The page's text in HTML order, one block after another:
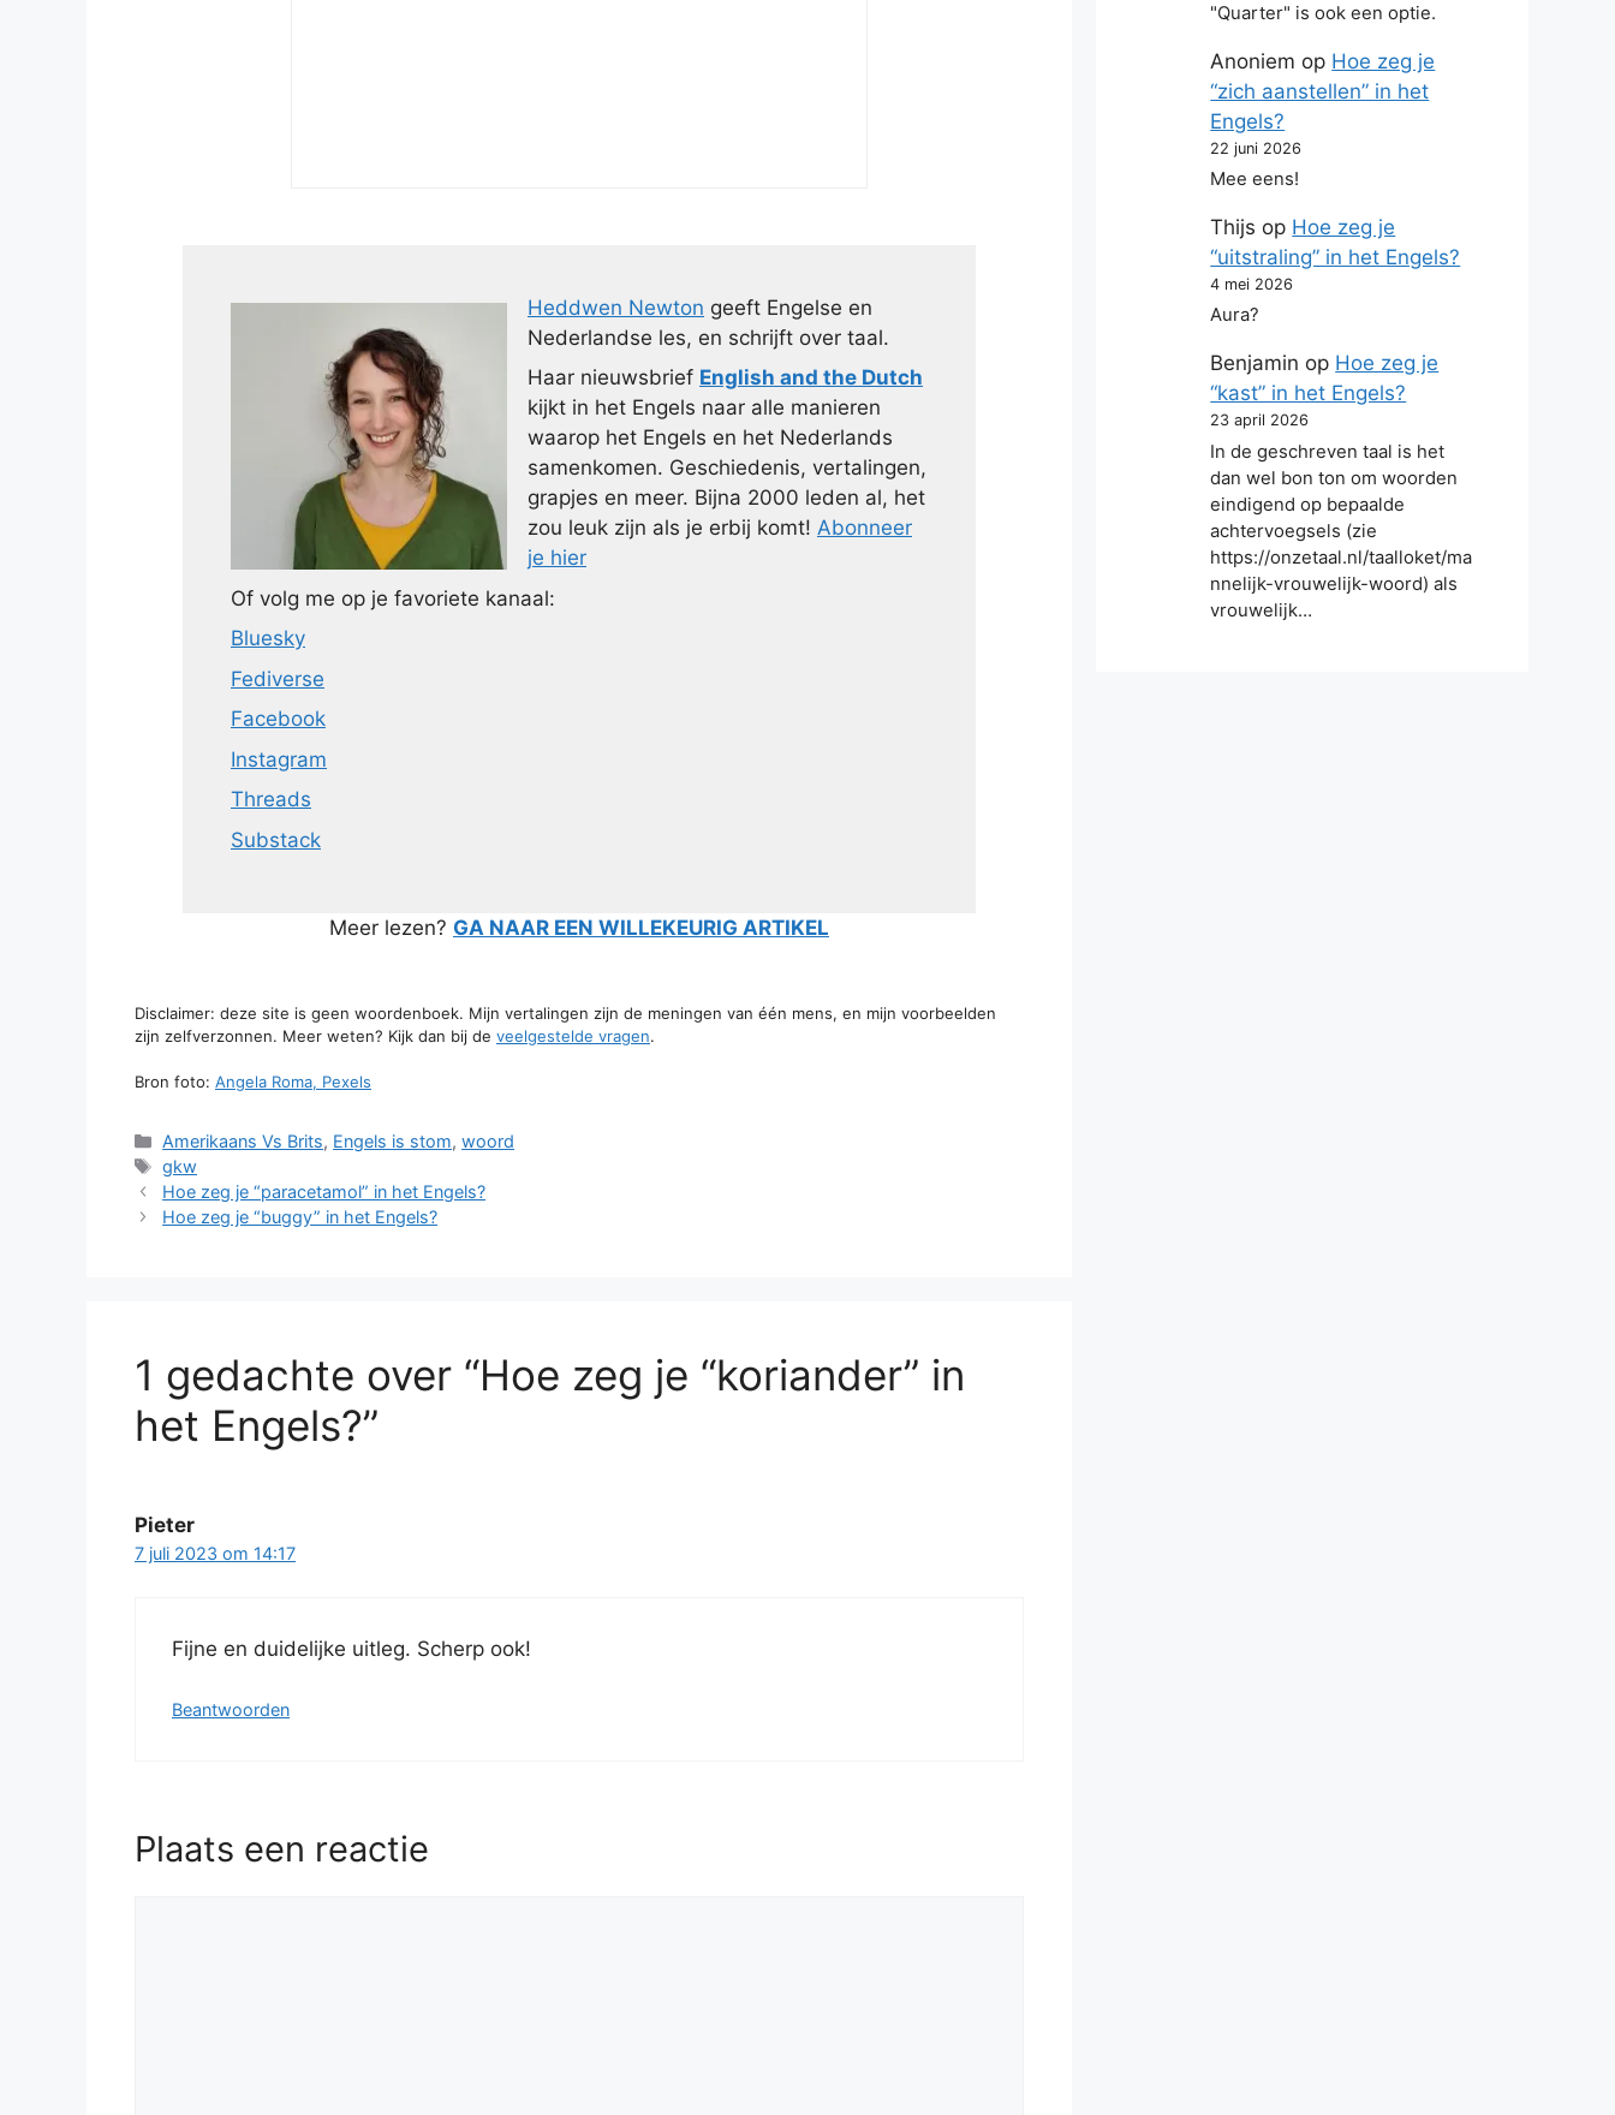
Heddwen Newton geeft Engelse en
Nederlandse les, en schrijft over taal.
Haar nieuwsbrief English and the Dutch
kijkt in het Engels naar alle manieren
waarop het Engels en het Nederlands
samenkomen. Geschiedenis, vertalingen,
grapjes en meer. Bijna 2000 leden al, het
zou leuk zijn als je erbij komt! Abonneer
je hier
Of volg me op je favoriete kanaal:
Bluesky
Fediverse
Facebook
Instagram
Threads
Substack
Meer lezen? GA NAAR EEN WILLEKEURIG ARTIKEL
Disclaimer: deze site is geen woordenboek. Mijn vertalingen zijn de meningen van één mens, en mijn voorbeelden
zijn zelfverzonnen. Meer weten? Kijk dan bij de veelgestelde vragen.
Bron foto: Angela Roma, Pexels
Categorieën
Amerikaans Vs Brits, Engels is stom,woord
Tags
gkw
Hoe zeg je “paracetamol” in het Engels?
Hoe zeg je “buggy” in het Engels?
1 gedachte over “Hoe zeg je “koriander” in
het Engels?”
Pieter
7 juli 2023 om 14:17
Fijne en duidelijke uitleg. Scherp ook!
Beantwoorden
Plaats een reactie
"Quarter" is ook een optie.
Anoniem op Hoe zeg je
“zich aanstellen” in het
Engels?
22 juni 2026
Mee eens!
Thijs op Hoe zeg je
“uitstraling” in het Engels?
4 mei 2026
Aura?
Benjamin op Hoe zeg je
“kast” in het Engels?
23 april 2026
In de geschreven taal is het
dan wel bon ton om woorden
eindigend op bepaalde
achtervoegsels (zie
https://onzetaal.nl/taalloket/ma
nnelijk-vrouwelijk-woord) als
vrouwelijk…